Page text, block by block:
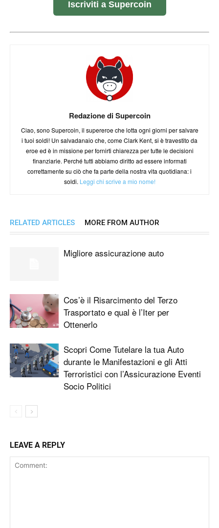
Iscriviti a Supercoin
Redazione di Supercoin
Ciao, sono Supercoin, il supereroe che lotta ogni giorni per salvare
i tuoi soldi! Un salvadanaio che, come Clark Kent, si è travestito da
eroe ed è in missione per fornirti chiarezza per tutte le decisioni
finanziarie. Perché tutti abbiamo diritto ad essere informati
correttamente su ciò che fa parte della nostra vita quotidiana: i
soldi. Leggi chi scrive a mio nome!
RELATED ARTICLES MORE FROM AUTHOR
Migliore assicurazione auto
Cos’è il Risarcimento del Terzo
Trasportato e qual è l’Iter per
Ottenerlo
Scopri Come Tutelare la tua Auto
durante le Manifestazioni e gli Atti
Terroristici con l’Assicurazione Eventi
Socio Politici
LEAVE A REPLY